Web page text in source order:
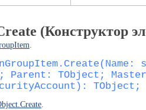
(Конструктор
.
TObject;
.